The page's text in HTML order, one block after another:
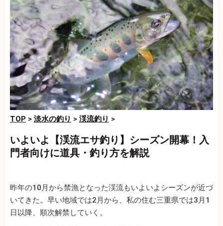
TOP > 淡水の釣り > 渓流釣り >
いよいよ【渓流エサ釣り】シーズン開幕！入
門者向けに道具・釣り方を解説
昨年の10月から禁漁となった渓流もいよいよシーズンが近づ
いてきた。早い地域では2月から、私の住む三重県では3月1
日以降、順次解禁していく。